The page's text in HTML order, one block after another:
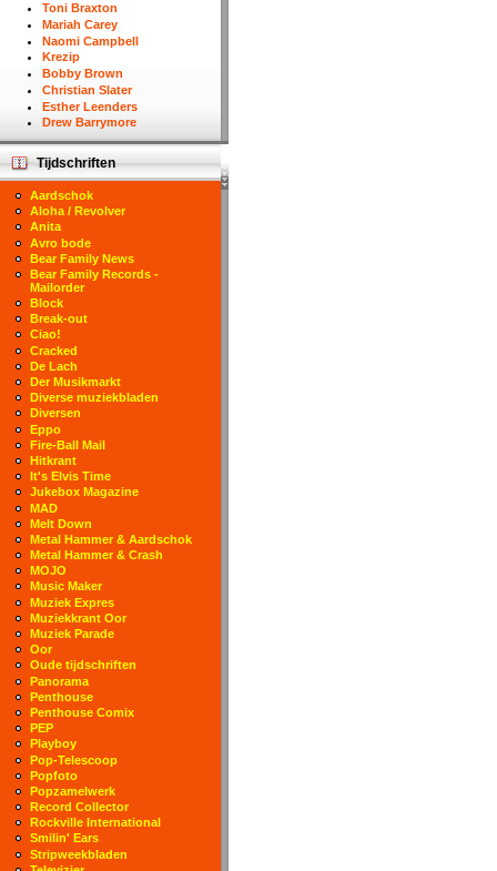
Toni Braxton
Mariah Carey
Naomi Campbell
Krezip
Bobby Brown
Christian Slater
Esther Leenders
Drew Barrymore
Tijdschriften
Aardschok
Aloha / Revolver
Anita
Avro bode
Bear Family News
Bear Family Records -
Mailorder
Block
Break-out
Ciao!
Cracked
De Lach
Der Musikmarkt
Diverse muziekbladen
Diversen
Eppo
Fire-Ball Mail
Hitkrant
It's Elvis Time
Jukebox Magazine
MAD
Melt Down
Metal Hammer & Aardschok
Metal Hammer & Crash
MOJO
Music Maker
Muziek Expres
Muziekkrant Oor
Muziek Parade
Oor
Oude tijdschriften
Panorama
Penthouse
Penthouse Comix
PEP
Playboy
Pop-Telescoop
Popfoto
Popzamelwerk
Record Collector
Rockville International
Smilin' Ears
Stripweekbladen